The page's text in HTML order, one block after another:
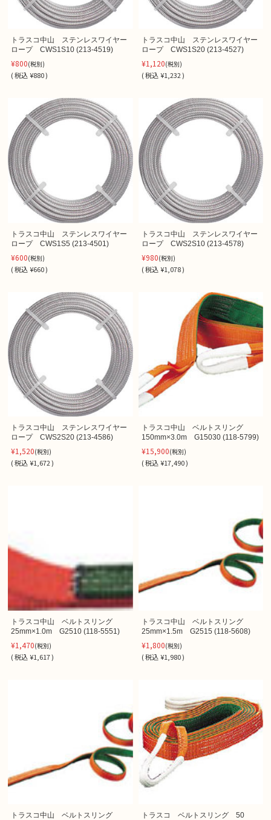
トラスコ中山 ステンレスワイヤー
ロープ CWS1S10 (213-4519)
¥800(税別)
(税込¥880 )
トラスコ中山 ステンレスワイヤー
ロープ CWS1S20 (213-4527)
¥1,120(税別)
(税込 ¥1,232 )
トラスコ中山 ステンレスワイヤー
ロープ CWS1S5 (213-4501)
¥600(税別)
(税込¥660 )
トラスコ中山 ステンレスワイヤー
ロープ CWS2S10 (213-4578)
¥980(税別)
(税込 ¥1,078 )
トラスコ中山 ステンレスワイヤー
ロープ CWS2S20 (213-4586)
¥1,520(税別)
(税込¥1,672 )
トラスコ中山 ベルトスリング
150mm×3.0m G15030 (118-5799)
¥15,900(税別)
(税込 ¥17,490 )
トラスコ中山 ベルトスリング
25mm×1.0m G2510 (118-5551)
¥1,470(税別)
(税込¥1,617 )
トラスコ中山 ベルトスリング
25mm×1.5m G2515 (118-5608)
¥1,800(税別)
(税込 ¥1,980 )
トラスコ中山 ベルトスリング
トラスコ ベルトスリング 50